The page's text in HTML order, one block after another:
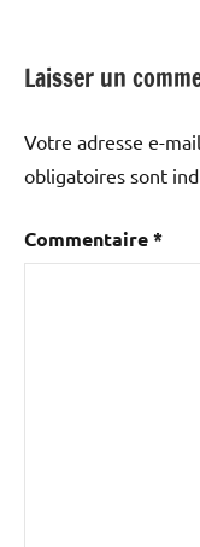
Laisser un
Votre adresse e-
obligatoires sont
Commentaire*